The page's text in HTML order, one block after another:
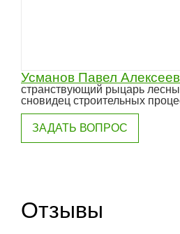
Усманов Павел
странствующий рыцарь
сновидец строительных
ЗАДАТЬ ВОПРОС
Отзывы